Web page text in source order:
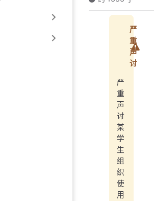
严
重
声
讨
严
重
声
讨
某
学
生
组
织
使
用